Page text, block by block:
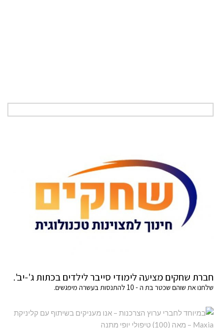
חברת שחקים מציעה לימודי סייבר לילדים בכתות ג'-יב'.
שלחנו את שוהם שכטר בת ה - 10 להתנסות בעשרה מיפגשים.